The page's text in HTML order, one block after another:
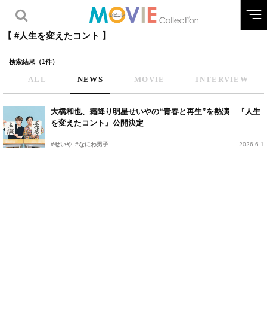
【 #人生を変えたコント 】
検索結果（1件）
ALL NEWS MOVIE INTERVIEW
大橋和也、霜降り明星せいやの“青春と再生”を熱演 『人生
を変えたコント』公開決定
#せいや #なにわ男子 2026.6.1